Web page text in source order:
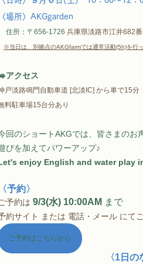
〈場所〉AKGgarden
住所：〒656-1726 兵庫県淡路市江井682
※当日は、別拠点のAKGfarmでは通常活動(5h)を行っ
アクセス
戸淡路鳴門自動車道 [北淡IC] から車で15分
料駐車場15台分あり
回のショートAKGでは、皆さまのお
びを加えてパワーアップ♪
enjoy English and water play
〈予約〉
予約は 9/3(水) 10:00AM まで
約サイト または 電話・メール にて
ご予約はこちらから
〈1日の